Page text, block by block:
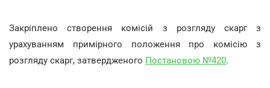
Закріплено створення комісій з розгляду скарг з
урахуванням примірного положення про комісію з
розгляду скарг, затвердженого Постановою №420.